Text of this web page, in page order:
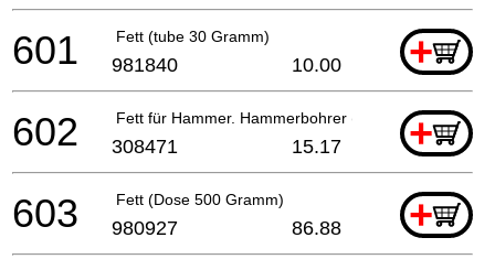
Fett (tube 30 Gramm) +
601 981840 10.00
Fett für Hammer. Hammerbohrer (70g) +
602 308471 15.17
Fett (Dose 500 Gramm) +
603 980927 86.88